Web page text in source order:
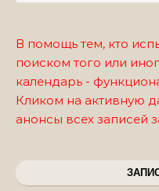
В помощь тем, кто
поиском того или
календарь -
Кликом на активную
анонсы всех записей